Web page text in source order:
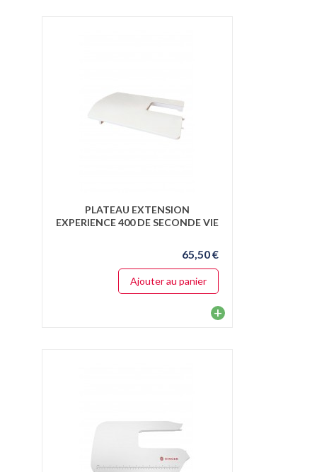
PLATEAU EXTENSION
EXPERIENCE 400 DE SECONDE VIE
65,50 €
Ajouter au panier
+